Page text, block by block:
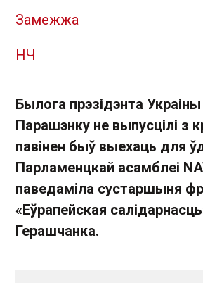
Замежжа
НЧ
Былога прэзідэнта
Парашэнку не выпусцілі з
павінен быў выехаць для
Парламенцкай асамблеі
паведаміла сустаршыня
«Еўрапейская
Герашчанка.